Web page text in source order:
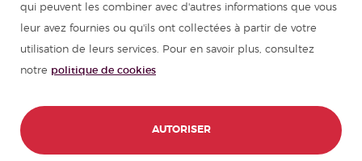
Partenaires
Guide de voyage pour l'Espagne
qui peuvent les combiner avec d'autres informations que vous
leur avez fournies ou qu'ils ont collectées à partir de votre
utilisation de leurs services. Pour en savoir plus, consultez
notre politique de cookies
AUTORISER